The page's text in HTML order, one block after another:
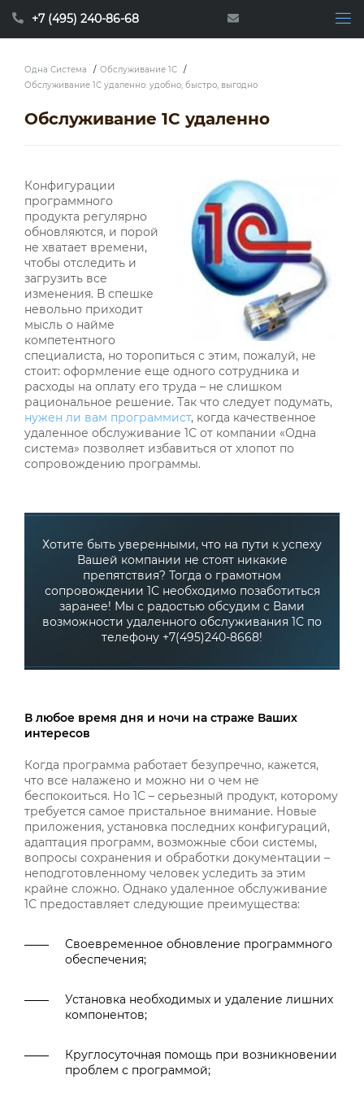
+7 (495) 240-86-68
Одна Система / Обслуживание 1C
/
Обслуживание 1С удаленно: удобно, быстро, выгодно
Обслуживание 1С удаленно
Конфигурации
программного
продукта регулярно
обновляются, и порой
не хватает времени,
чтобы отследить и
загрузить все
изменения. В спешке
невольно приходит
мысль о найме
компетентного
специалиста, но торопиться с этим, пожалуй, не
стоит: оформление еще одного сотрудника и
расходы на оплату его труда – не слишком
рациональное решение. Так что следует подумать,
нужен ли вам программист, когда качественное
удаленное обслуживание 1С от компании «Одна
система» позволяет избавиться от хлопот по
сопровождению программы.
Хотите быть уверенными, что на пути к успеху
Вашей компании не стоят никакие
препятствия? Тогда о грамотном
сопровождении 1С необходимо позаботиться
заранее! Мы с радостью обсудим с Вами
возможности удаленного обслуживания 1С по
телефону +7(495)240-8668!
В любое время дня и ночи на страже Ваших
интересов
Когда программа работает безупречно, кажется,
что все налажено и можно ни о чем не
беспокоиться. Но 1С – серьезный продукт, которому
требуется самое пристальное внимание. Новые
приложения, установка последних конфигураций,
адаптация программ, возможные сбои системы,
вопросы сохранения и обработки документации –
неподготовленному человек уследить за этим
крайне сложно. Однако удаленное обслуживание
1С предоставляет следующие преимущества:
Своевременное обновление программного
обеспечения;
Установка необходимых и удаление лишних
компонентов;
Круглосуточная помощь при возникновении
проблем с программой;